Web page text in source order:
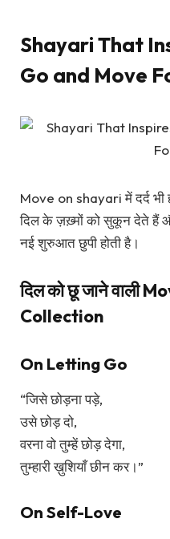
Shayari That
Go and Move
Move on shayari में दर्द भी
दिल के ज़ख़्मों को सुकून देते हैं
नई शुरुआत छुपी होती है।
दिल को छू जाने वाली
Collection
On Letting Go
“जिसे छोड़ना पड़े,
उसे छोड़ दो,
वरना वो तुम्हें छोड़ देगा,
तुम्हारी ख़ुशियाँ छीन कर।”
On Self-Love